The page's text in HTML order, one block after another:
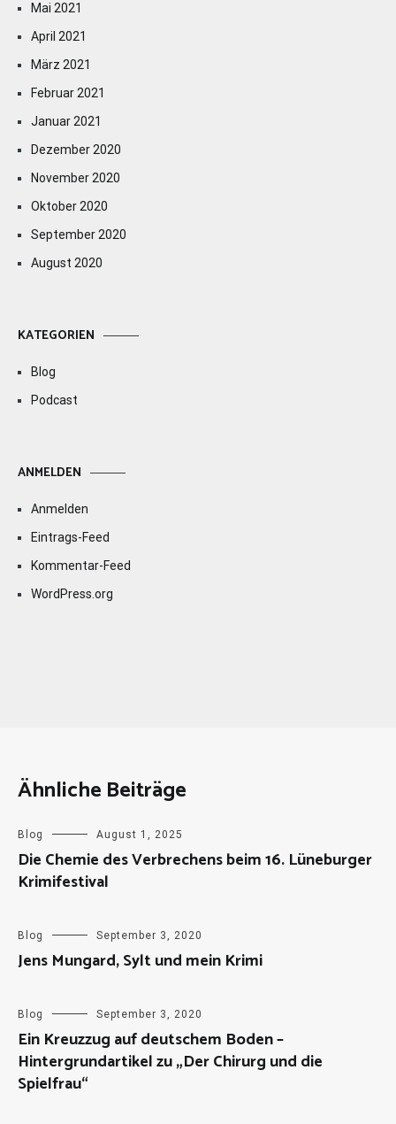
Mai 2021
April 2021
März 2021
Februar 2021
Januar 2021
Dezember 2020
November 2020
Oktober 2020
September 2020
August 2020
KATEGORIEN
Blog
Podcast
ANMELDEN
Anmelden
Eintrags-Feed
Kommentar-Feed
WordPress.org
Ähnliche Beiträge
Blog August 1, 2025
Die Chemie des Verbrechens beim 16. Lüneburger
Krimifestival
Blog September 3, 2020
Jens Mungard, Sylt und mein Krimi
Blog September 3, 2020
Ein Kreuzzug auf deutschem Boden –
Hintergrundartikel zu „Der Chirurg und die
Spielfrau“